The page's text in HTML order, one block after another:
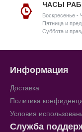
ЧАСЫ
Воскресенье -
Пятница и
Суббота и
Информация
Доставка
Политика
Условия
Служба